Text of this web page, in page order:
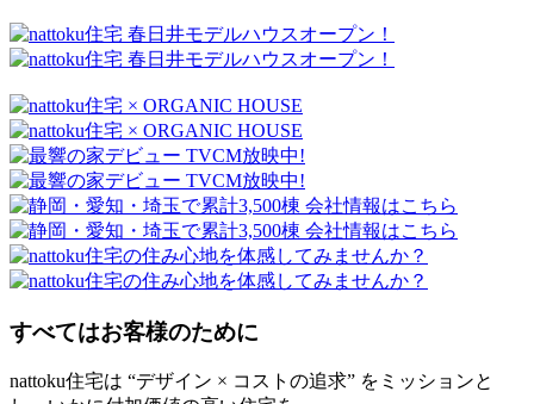
すべてはお客様のために
nattoku住宅は “デザイン × コストの追求” をミッションと